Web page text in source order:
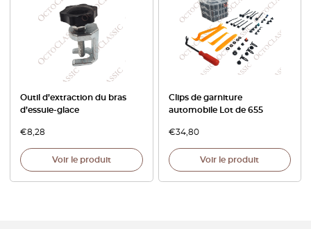
Outil d’extraction du bras
d’essuie-glace
€8,28
Voir le produit
Clips de garniture
automobile Lot de 655
€34,80
Voir le produit